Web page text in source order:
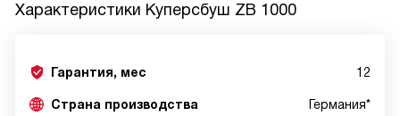
Характеристики Куперсбуш ZB 1000
Гарантия, мес 12
Страна производства Германия*